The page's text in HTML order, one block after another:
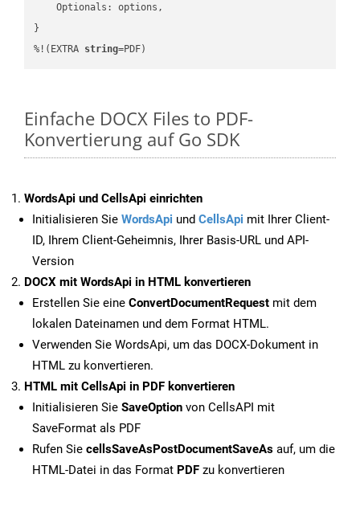
    Optionals: options,
}
%!(EXTRA string=PDF)
Einfache DOCX Files to PDF-
Konvertierung auf Go SDK
WordsApi und CellsApi einrichten
Initialisieren Sie WordsApi und CellsApi mit Ihrer Client-
ID, Ihrem Client-Geheimnis, Ihrer Basis-URL und API-
Version
DOCX mit WordsApi in HTML konvertieren
Erstellen Sie eine ConvertDocumentRequest mit dem
lokalen Dateinamen und dem Format HTML.
Verwenden Sie WordsApi, um das DOCX-Dokument in
HTML zu konvertieren.
HTML mit CellsApi in PDF konvertieren
Initialisieren Sie SaveOption von CellsAPI mit
SaveFormat als PDF
Rufen Sie cellsSaveAsPostDocumentSaveAs auf, um die
HTML-Datei in das Format PDF zu konvertieren